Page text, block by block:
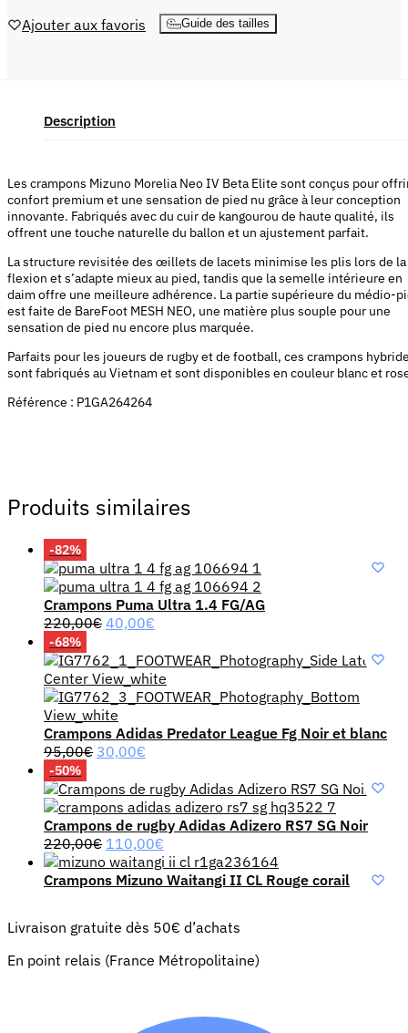
Ajouter aux favoris Guide des tailles
Description
Les crampons Mizuno Morelia Neo IV Beta Elite sont conçus pour
confort premium et une sensation de pied nu grâce à leur conception
innovante. Fabriqués avec du cuir de kangourou de haute qualité, ils
offrent une touche naturelle du ballon et un ajustement parfait.
La structure revisitée des œillets de lacets minimise les plis lors de la
flexion et s’adapte mieux au pied, tandis que la semelle intérieure en
daim offre une meilleure adhérence. La partie supérieure du médio-
est faite de BareFoot MESH NEO, une matière plus souple pour une
sensation de pied nu encore plus marquée.
Parfaits pour les joueurs de rugby et de football, ces crampons
sont fabriqués au Vietnam et sont disponibles en couleur blanc et
Référence : P1GA264264
Produits similaires
-82%
Crampons Puma Ultra 1.4 FG/AG
220,00€ Le
initial
était :
220,00€.
40,00€
actuel
est :
40,00€.
-68%
Crampons Adidas Predator League Fg Noir et blanc
95,00€ Le
initial
était :
95,00€.
30,00€
actuel
est :
30,00€.
-50%
Crampons de rugby Adidas Adizero RS7 SG Noir
220,00€ Le
prix
initial
110,00€
prix
actuel
Crampons Mizuno Waitangi II CL Rouge corail
Livraison gratuite dès 50€ d’achats
En point relais (France Métropolitaine)